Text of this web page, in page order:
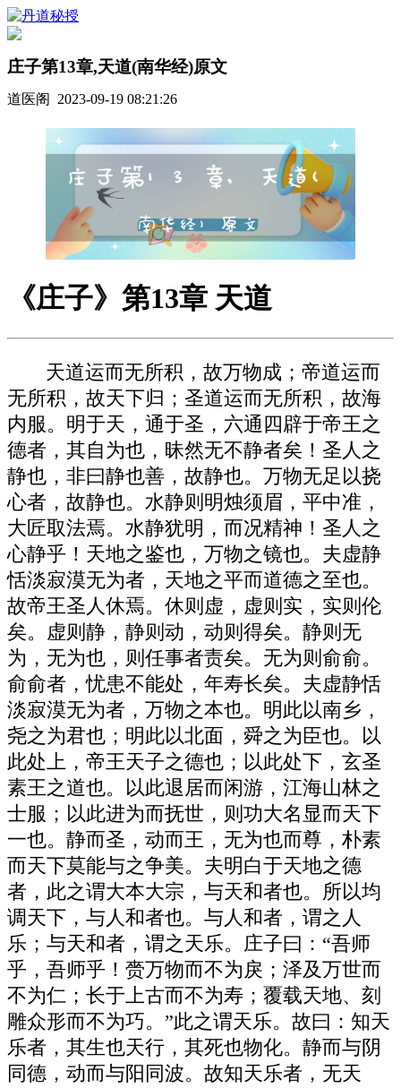
庄子第13章,天道(南华经)原文
道医阁 2023-09-19 08:21:26
《庄子》第13章 天道
天道运而无所积，故万物成；帝道运而
无所积，故天下归；圣道运而无所积，故海
内服。明于天，通于圣，六通四辟于帝王之
德者，其自为也，昧然无不静者矣！圣人之
静也，非曰静也善，故静也。万物无足以挠
心者，故静也。水静则明烛须眉，平中准，
大匠取法焉。水静犹明，而况精神！圣人之
心静乎！天地之鉴也，万物之镜也。夫虚静
恬淡寂漠无为者，天地之平而道德之至也。
故帝王圣人休焉。休则虚，虚则实，实则伦
矣。虚则静，静则动，动则得矣。静则无
为，无为也，则任事者责矣。无为则俞俞。
俞俞者，忧患不能处，年寿长矣。夫虚静恬
淡寂漠无为者，万物之本也。明此以南乡，
尧之为君也；明此以北面，舜之为臣也。以
此处上，帝王天子之德也；以此处下，玄圣
素王之道也。以此退居而闲游，江海山林之
士服；以此进为而抚世，则功大名显而天下
一也。静而圣，动而王，无为也而尊，朴素
而天下莫能与之争美。夫明白于天地之德
者，此之谓大本大宗，与天和者也。所以均
调天下，与人和者也。与人和者，谓之人
乐；与天和者，谓之天乐。庄子曰：“吾师
乎，吾师乎！赍万物而不为戾；泽及万世而
不为仁；长于上古而不为寿；覆载天地、刻
雕众形而不为巧。”此之谓天乐。故曰：知天
乐者，其生也天行，其死也物化。静而与阴
同德，动而与阳同波。故知天乐者，无天